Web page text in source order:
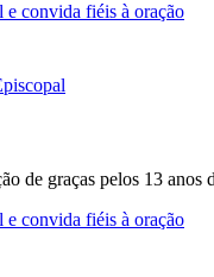
e convida fiéis à oração
de graças pelos 13
e convida fiéis à oração